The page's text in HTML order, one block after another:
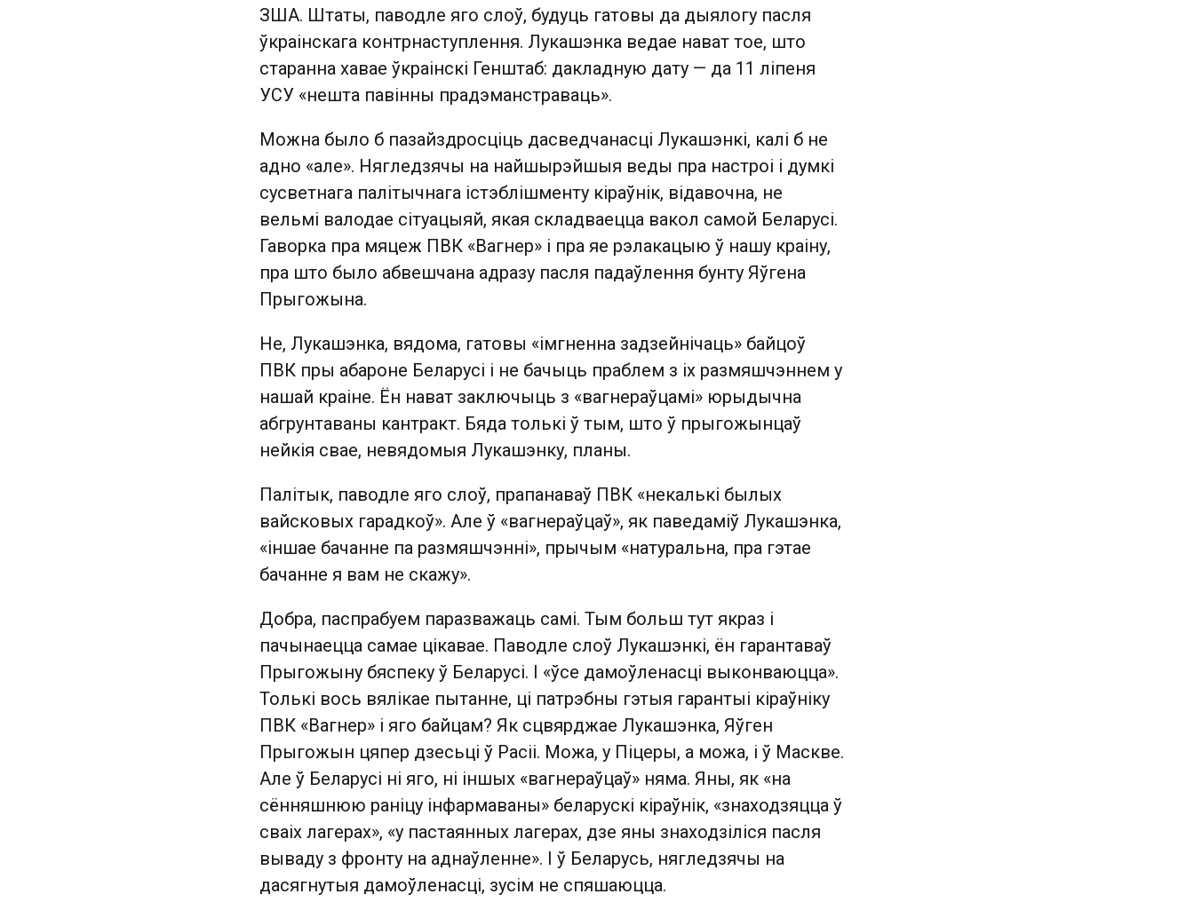
ЗША. Штаты, паводле яго слоў, будуць гатовы да дыялогу пасля
ўкраінскага контрнаступлення. Лукашэнка ведае нават тое, што
старанна хавае ўкраінскі Генштаб: дакладную дату — да 11 ліпеня
УСУ «нешта павінны прадэманстраваць».
Можна было б пазайздросціць дасведчанасці Лукашэнкі, калі б не
адно «але». Нягледзячы на найшырэйшыя веды пра настроі і думкі
сусветнага палітычнага істэблішменту кіраўнік, відавочна, не
вельмі валодае сітуацыяй, якая складваецца вакол самой Беларусі.
Гаворка пра мяцеж ПВК «Вагнер» і пра яе рэлакацыю ў нашу краіну,
пра што было абвешчана адразу пасля падаўлення бунту Яўгена
Прыгожына.
Не, Лукашэнка, вядома, гатовы «імгненна задзейнічаць» байцоў
ПВК пры абароне Беларусі і не бачыць праблем з іх размяшчэннем у
нашай краіне. Ён нават заключыць з «вагнераўцамі» юрыдычна
абгрунтаваны кантракт. Бяда толькі ў тым, што ў прыгожынцаў
нейкія свае, невядомыя Лукашэнку, планы.
Палітык, паводле яго слоў, прапанаваў ПВК «некалькі былых
вайсковых гарадкоў». Але ў «вагнераўцаў», як паведаміў Лукашэнка,
«іншае бачанне па размяшчэнні», прычым «натуральна, пра гэтае
бачанне я вам не скажу».
Добра, паспрабуем паразважаць самі. Тым больш тут якраз і
пачынаецца самае цікавае. Паводле слоў Лукашэнкі, ён гарантаваў
Прыгожыну бяспеку ў Беларусі. І «ўсе дамоўленасці выконваюцца».
Толькі вось вялікае пытанне, ці патрэбны гэтыя гарантыі кіраўніку
ПВК «Вагнер» і яго байцам? Як сцвярджае Лукашэнка, Яўген
Прыгожын цяпер дзесьці ў Расіі. Можа, у Піцеры, а можа, і ў Маскве.
Але ў Беларусі ні яго, ні іншых «вагнераўцаў» няма. Яны, як «на
сённяшнюю раніцу інфармаваны» беларускі кіраўнік, «знаходзяцца ў
сваіх лагерах», «у пастаянных лагерах, дзе яны знаходзіліся пасля
вываду з фронту на аднаўленне». І ў Беларусь, нягледзячы на
дасягнутыя дамоўленасці, зусім не спяшаюцца.